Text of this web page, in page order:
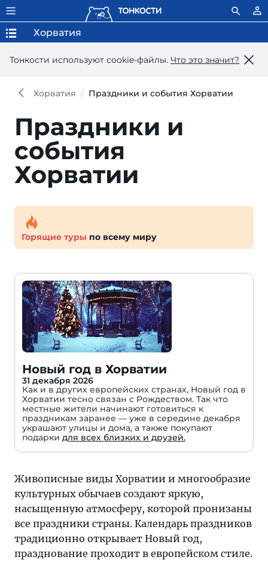
Тонкости используют сookie-файлы. Что это значит?
Хорватия
Хорватия Праздники и события Хорватии
Праздники и
события
Хорватии
Горящие туры по всему миру
Новый год в Хорватии
31 декабря 2026
Как и в других европейских странах, Новый год в
Хорватии тесно связан с Рождеством. Так что
местные жители начинают готовиться к
праздникам заранее — уже в середине декабря
украшают улицы и дома, а также покупают
подарки для всех близких и друзей.
Живописные виды Хорватии и многообразие
культурных обычаев создают яркую,
насыщенную атмосферу, которой пронизаны
все праздники страны. Календарь праздников
традиционно открывает Новый год,
празднование проходит в европейском стиле.